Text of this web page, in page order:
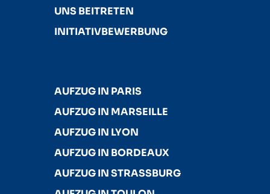
UNS BEITRETEN
INITIATIVBEWERBUNG
AUFZUG IN PARIS
AUFZUG IN MARSEILLE
AUFZUG IN LYON
AUFZUG IN BORDEAUX
AUFZUG IN STRASSBURG